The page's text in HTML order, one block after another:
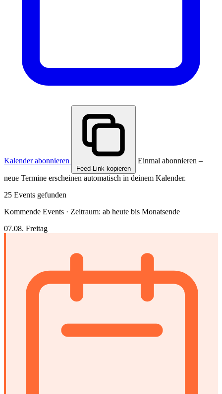
Kalender abonnieren
Feed-Link kopieren
Einmal abonnieren –
neue Termine erscheinen automatisch in deinem Kalender.
25 Events gefunden
Kommende Events · Zeitraum: ab heute bis Monatsende
07.08. Freitag